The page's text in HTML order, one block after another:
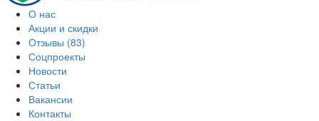
О нас
Акции и скидки
Отзывы (83)
Соцпроекты
Новости
Статьи
Вакансии
Контакты